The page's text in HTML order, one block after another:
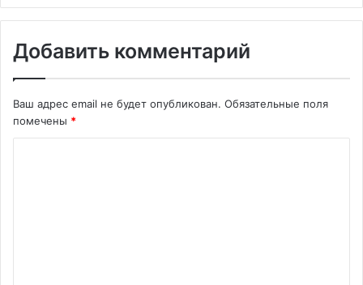
Добавить комментарий
Ваш адрес email не будет опубликован. Обязательные поля
помечены *